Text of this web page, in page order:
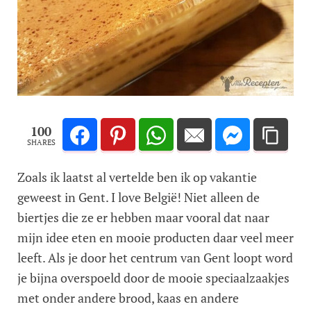
100
SHARES
Zoals ik laatst al vertelde ben ik op vakantie
geweest in Gent. I love België! Niet alleen de
biertjes die ze er hebben maar vooral dat naar
mijn idee eten en mooie producten daar veel meer
leeft. Als je door het centrum van Gent loopt word
je bijna overspoeld door de mooie speciaalzaakjes
met onder andere brood, kaas en andere